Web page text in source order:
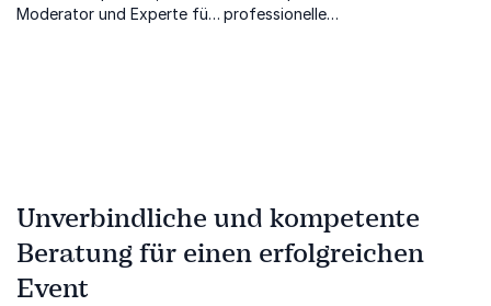
Moderator und Experte für
professionelle
Unverbindliche und kompetente
Beratung für einen erfolgreichen
Event